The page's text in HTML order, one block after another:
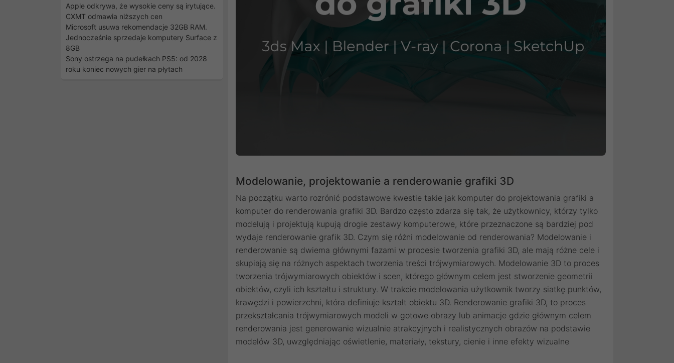
Apple odkrywa, że wysokie ceny są irytujące.
CXMT odmawia niższych cen
Microsoft usuwa rekomendacje 32GB RAM.
Jednocześnie sprzedaje komputery Surface z
8GB
Sony ostrzega na pudełkach PS5: od 2028
roku koniec nowych gier na płytach
Modelowanie, projektowanie a renderowanie grafiki 3D
Na początku warto rozrónić podstawowe kwestie takie jak komputer do projektowania grafiki a
komputer do renderowania grafiki 3D. Bardzo często zdarza się tak, że użytkownicy, którzy tylko
modelują i projektują kupują drogie zestawy komputerowe, które przeznaczone są bardziej pod
wydaje renderowanie grafik 3D. Czym się różni modelowanie od renderowania? Modelowanie i
renderowanie są dwiema głównymi fazami w procesie tworzenia grafiki 3D, ale mają różne cele i
skupiają się na różnych aspektach tworzenia treści trójwymiarowych. Modelowanie 3D to proces
tworzenia trójwymiarowych obiektów i scen, którego głównym celem jest stworzenie geometrii
obiektów, czyli ich kształtu i struktury. W trakcie modelowania użytkownik tworzy siatkę punktów,
krawędzi i powierzchni, która definiuje kształt obiektu 3D. Renderowanie grafiki 3D, to proces
przekształcania trójwymiarowych modeli w gotowe obrazy lub animacje gdzie głównym celem
renderowania jest generowanie wizualnie atrakcyjnych i realistycznych obrazów na podstawie
modelów 3D, uwzględniając oświetlenie, materiały, tekstury, cienie i inne efekty wizualne